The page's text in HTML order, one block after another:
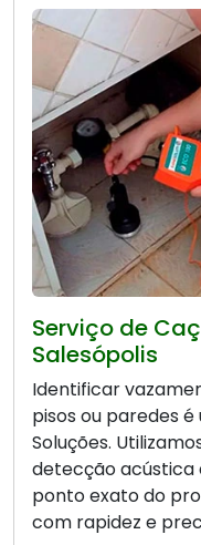
Serviço de
Salesópolis
Identificar
pisos ou paredes
Soluções.
detecção
ponto exato do
com rapidez e